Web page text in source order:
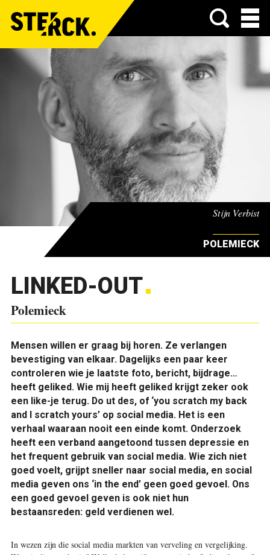
Menu
Stijn Verbist
POLEMIECK
LINKED-OUT
Polemieck
Mensen willen er graag bij horen. Ze verlangen
bevestiging van elkaar. Dagelijks een paar keer
controleren wie je laatste foto, bericht, bijdrage…
heeft geliked. Wie mij heeft geliked krijgt zeker ook
een like-je terug. Do ut des, of ‘you scratch my back
and I scratch yours’ op social media. Het is een
verhaal waaraan nooit een einde komt. Onderzoek
heeft een verband aangetoond tussen depressie en
het frequent gebruik van social media. Wie zich niet
goed voelt, grijpt sneller naar social media, en social
media geven ons ‘in the end’ geen goed gevoel. Ons
een goed gevoel geven is ook niet hun
bestaansreden: geld verdienen wel.
In wezen zijn die social media markten van verveling en vergelijking.